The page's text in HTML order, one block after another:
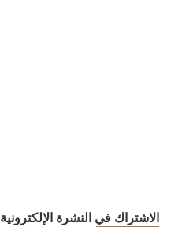
الاشتراك في النشرة الإلكترونية